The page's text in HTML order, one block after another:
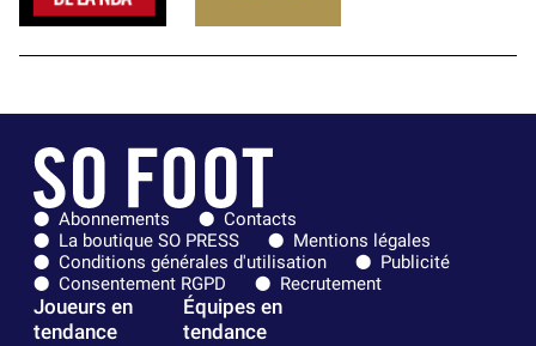
Abonnements
Contacts
La boutique SO PRESS
Mentions légales
Conditions générales d'utilisation
Publicité
Consentement RGPD
Recrutement
Joueurs en
tendance
Équipes en
tendance